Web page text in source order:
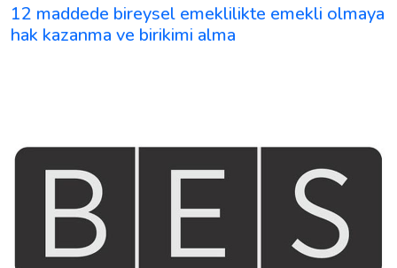
12 maddede bireysel emeklilikte emekli olmaya
hak kazanma ve birikimi alma